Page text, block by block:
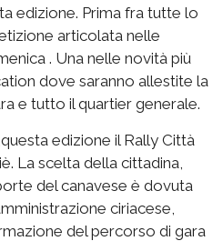
edizione. Prima fra tutte lo
articolata nelle
. Una nelle novità più
dove saranno allestite la
e tutto il quartier generale.
edizione il Rally Città
La scelta della cittadina,
del canavese è dovuta
ciriacese,
del percorso di gara